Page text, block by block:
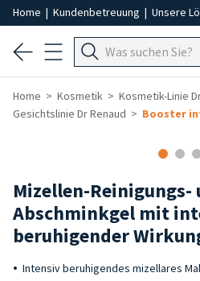
Home | Kundenbetreuung | Unsere
Home Kosmetik
Kosmetik-Linie
Gesichtslinie Dr Renaud
Booster
Mizellen-Reinigungs-
Abschminkgel mit
beruhigender
Intensiv beruhigendes mizellares